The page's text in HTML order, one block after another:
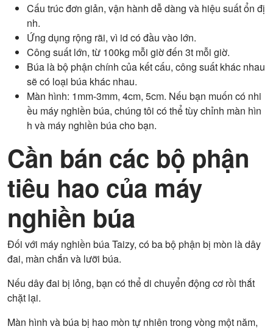
Cấu trúc đơn giản, vận hành dễ dàng và hiệu suất ổn đị
nh.
Ứng dụng rộng rãi, vì id có đầu vào lớn.
Công suất lớn, từ 100kg mỗi giờ đến 3t mỗi giờ.
Búa là bộ phận chính của kết cấu, công suất khác nhau
sẽ có loại búa khác nhau.
Màn hình: 1mm-3mm, 4cm, 5cm. Nếu bạn muốn có nhi
ều máy nghiền búa, chúng tôi có thể tùy chỉnh màn hìn
h và máy nghiền búa cho bạn.
Cần bán các bộ phận
tiêu hao của máy
nghiền búa
Đối với máy nghiền búa Taizy, có ba bộ phận bị mòn là dây
đai, màn chắn và lưỡi búa.
Nếu dây đai bị lỏng, bạn có thể di chuyển động cơ rồi thắt
chặt lại.
Màn hình và búa bị hao mòn tự nhiên trong vòng một năm,